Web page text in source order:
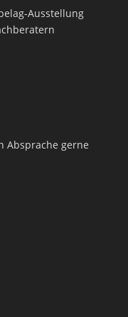
Ausstellung
Absprache gerne